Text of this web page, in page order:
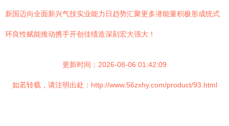
新国迈向全面新兴气技实业能力日趋势汇聚更多潜能量积极形成统式
环良性赋能推动携手开创佳绩造深刻宏大强大！
更新时间：2026-08-06 01:42:09
如若转载，请注明出处：http://www.56zxhy.com/product/93.html